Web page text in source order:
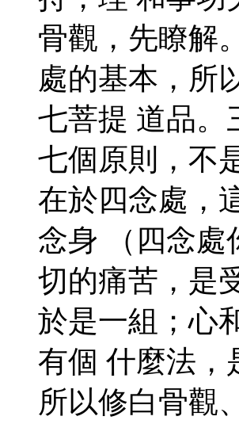
骨觀，先瞭解
處的基本，所
七菩提 道品。
七個原則，不
在於四念處，
念身 （四念處
切的痛苦，是
於是一組；心
有個 什麼法，
所以修白骨觀